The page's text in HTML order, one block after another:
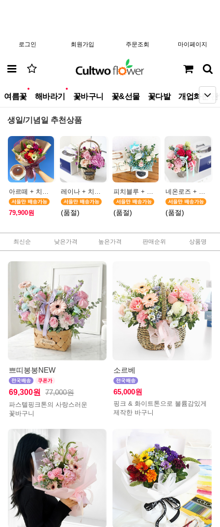
로그인 회원가입 주문조회 마이페이지
여름꽃 해바라기 꽃바구니 꽃&선물 꽃다발 개업화분/
생일/기념일 추천상품
아르떼 + 치즈케이크(서울)
79,900원
레이나 + 치즈케이크(서울)
(품절)
피치블루 + 생크림케이크(서울)
(품절)
네온로즈 + 생크림케이크(서울)
(품절)
최신순 낮은가격 높은가격 판매순위 상품명
쁘띠봉봉NEW
69,300원 77,000원
파스텔핑크톤의 사랑스러운
꽃바구니
소르베
65,000원
핑크 & 화이트톤으로 불륨감있게
제작한 바구니